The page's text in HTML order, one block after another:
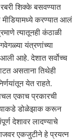
शिक्के बसवण्यात
करण्यात आलं
त्यातूनही कंठाळी
यंत्रणांच्या
आहे. देशात सर्वोच्च
असताना तिथेही
येत राहते.
एकाच प्रकारची
डोळेझाक करून
देशावर लादण्याचे
एकजुटीने हे प्रयत्न